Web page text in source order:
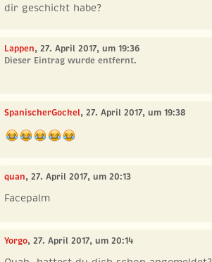
dir geschickt habe?
Lappen, 27. April 2017, um 19:36
Dieser Eintrag wurde entfernt.
SpanischerGockel, 27. April 2017, um 19:38
quan, 27. April 2017, um 20:13
Facepalm
Yorgo, 27. April 2017, um 20:14